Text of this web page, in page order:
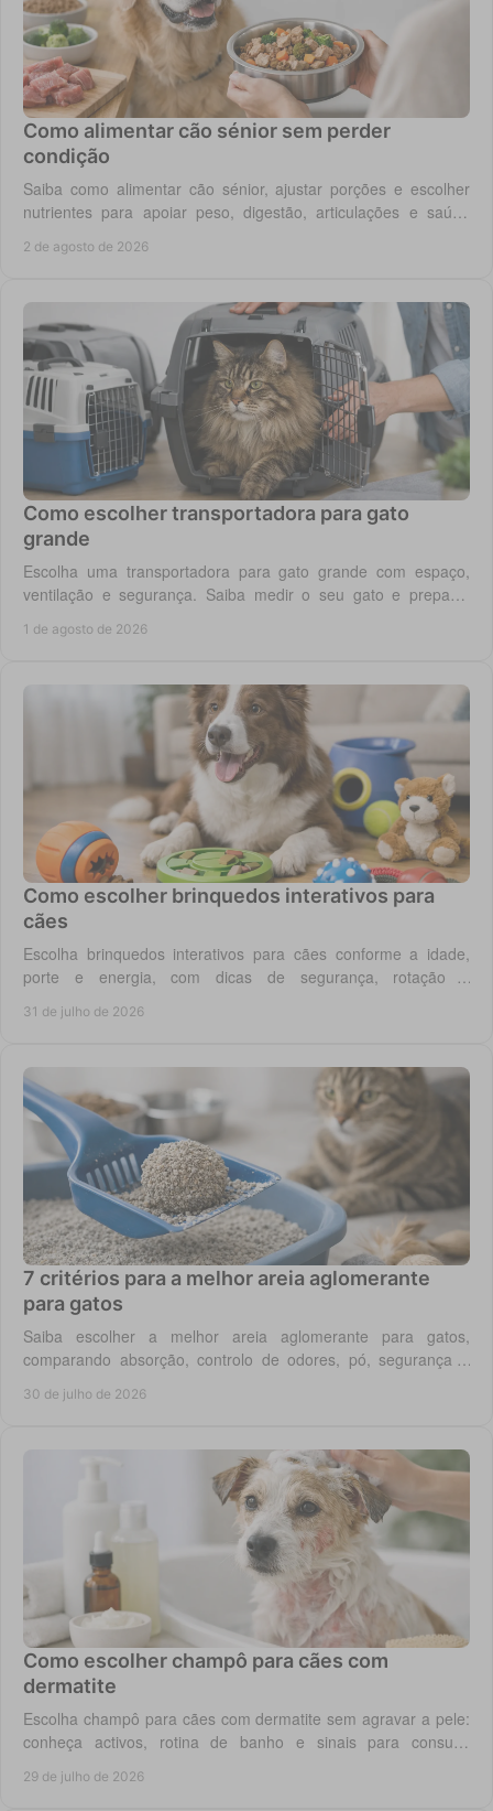
Como alimentar cão sénior sem perder
condição
Saiba como alimentar cão sénior, ajustar porções e escolher
nutrientes para apoiar peso, digestão, articulações e saúde
2 de agosto de 2026
Como escolher transportadora para gato
grande
Escolha uma transportadora para gato grande com espaço,
ventilação e segurança. Saiba medir o seu gato e preparar
1 de agosto de 2026
Como escolher brinquedos interativos para
cães
Escolha brinquedos interativos para cães conforme a idade,
porte e energia, com dicas de segurança, rotação e
31 de julho de 2026
7 critérios para a melhor areia aglomerante
para gatos
Saiba escolher a melhor areia aglomerante para gatos,
comparando absorção, controlo de odores, pó, segurança e
30 de julho de 2026
Como escolher champô para cães com
dermatite
Escolha champô para cães com dermatite sem agravar a pele:
conheça activos, rotina de banho e sinais para consulta
29 de julho de 2026